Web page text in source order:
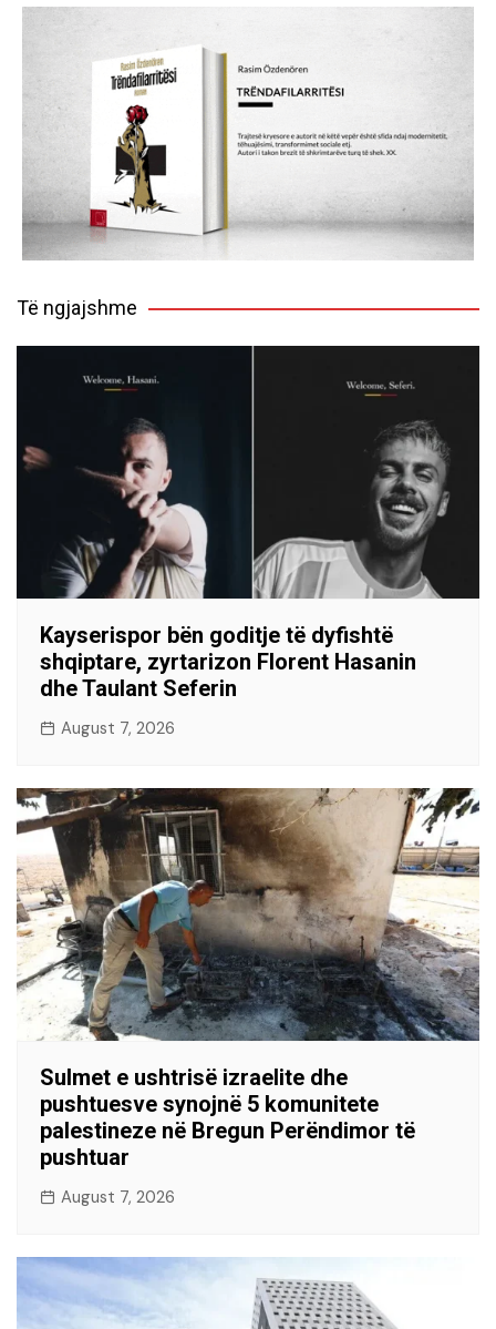
Të ngjajshme
Kayserispor bën goditje të dyfishtë
shqiptare, zyrtarizon Florent Hasanin
dhe Taulant Seferin
August 7, 2026
Sulmet e ushtrisë izraelite dhe
pushtuesve synojnë 5 komunitete
palestineze në Bregun Perëndimor të
pushtuar
August 7, 2026